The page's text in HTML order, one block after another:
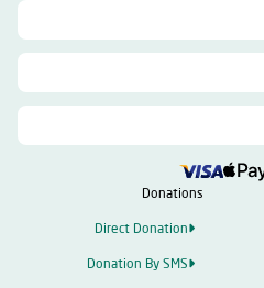
Donations
Direct Donation
Donation By SMS